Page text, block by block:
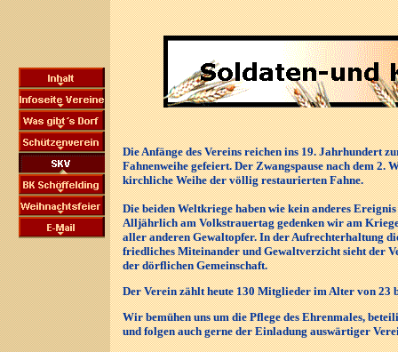
Die Anfänge des Vereins reichen ins 19. Jahrhundert
Fahnenweihe gefeiert. Der Zwangspause nach dem
kirchliche Weihe der völlig restaurierten Fahne.
Die beiden Weltkriege haben wie kein anderes
Alljährlich am Volkstrauertag gedenken wir am
aller anderen Gewaltopfer. In der Aufrechterhaltung
friedliches Miteinander und Gewaltverzicht sieht der
der dörflichen Gemeinschaft.
Der Verein zählt heute 130 Mitglieder im Alter von 23
Wir bemühen uns um die Pflege des Ehrenmales,
und folgen auch gerne der Einladung auswärtiger